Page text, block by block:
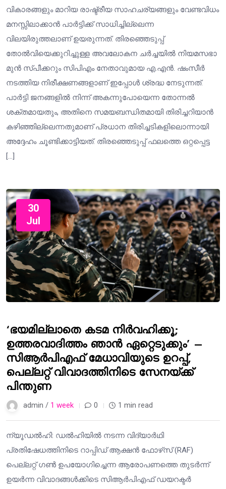
വികാരങ്ങളും മാറിയ രാഷ്ട്രീയ സാഹചര്യങ്ങളും വേണ്ടവിധം
മനസ്സിലാക്കാൻ പാർട്ടിക്ക് സാധിച്ചില്ലെന്ന
വിലയിരുത്തലാണ് ഉയരുന്നത്. തിരഞ്ഞെടുപ്പ്
തോൽവിയെക്കുറിച്ചുള്ള അവലോകന ചർച്ചയിൽ നിയമസഭാ
മുൻ സ്പീക്കറും സിപിഎം നേതാവുമായ എ.എൻ. ഷംസീർ
നടത്തിയ നിരീക്ഷണങ്ങളാണ് ഇപ്പോൾ ശ്രദ്ധ നേടുന്നത്.
പാർട്ടി ജനങ്ങളിൽ നിന്ന് അകന്നുപോയെന്ന തോന്നൽ
ശക്തമായതും, അതിനെ സമയബന്ധിതമായി തിരിച്ചറിയാൻ
കഴിഞ്ഞില്ലെന്നതുമാണ് പ്രധാന തിരിച്ചടികളിലൊന്നായി
അദ്ദേഹം ചൂണ്ടിക്കാട്ടിയത്. തിരഞ്ഞെടുപ്പ് ഫലത്തെ ഒറ്റപ്പെട്ട
[…]
30
Jul
‘ഭയമില്ലാതെ കടമ നിർവഹിക്കൂ;
ഉത്തരവാദിത്തം ഞാൻ ഏറ്റെടുക്കും’ –
സിആർപിഎഫ് മേധാവിയുടെ ഉറപ്പ്,
പെല്ലറ്റ് വിവാദത്തിനിടെ സേനയ്ക്ക്
പിന്തുണ
admin / 1 week 0 1 min read
ന്യൂഡൽഹി: ഡൽഹിയിൽ നടന്ന വിദ്യാർഥി
പ്രതിഷേധത്തിനിടെ റാപ്പിഡ് ആക്ഷൻ ഫോഴ്‌സ് (RAF)
പെല്ലറ്റ് ഗൺ ഉപയോഗിച്ചെന്ന ആരോപണത്തെ തുടർന്ന്
ഉയർന്ന വിവാദങ്ങൾക്കിടെ സിആർപിഎഫ് ഡയറക്ടർ